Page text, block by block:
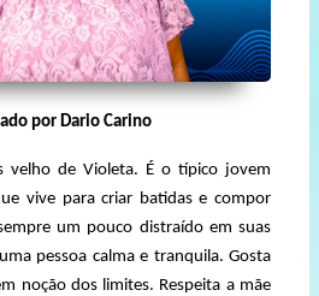
por Dario Carino
velho de Violeta. É o típico jovem
vive para criar batidas e compor
um pouco distraído em suas
pessoa calma e tranquila. Gosta
noção dos limites. Respeita a mãe